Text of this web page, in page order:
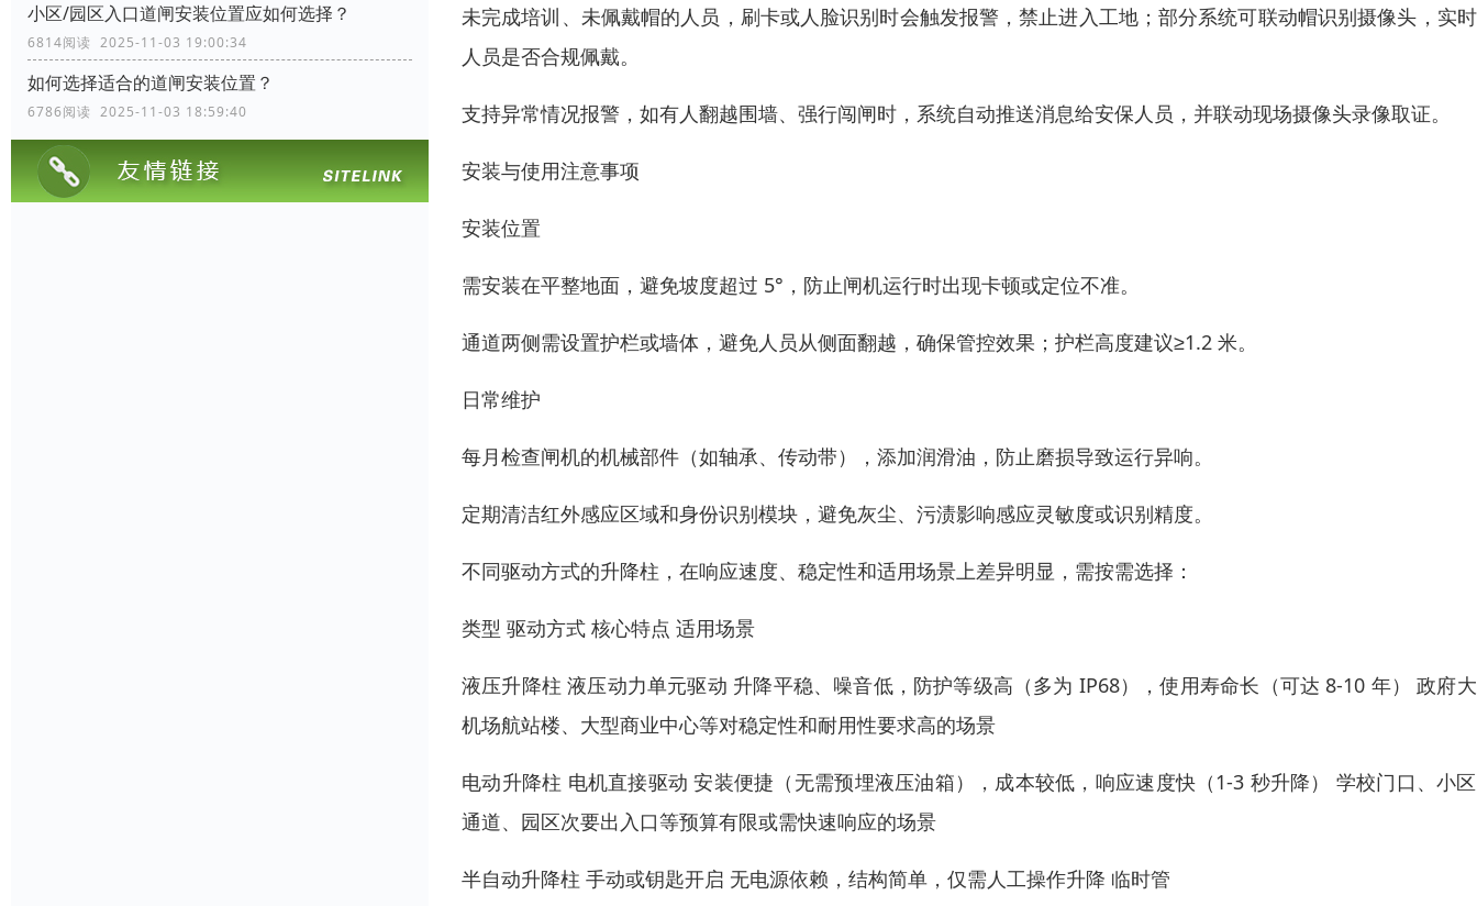
小区/园区入口道闸安装位置应如何选择？
6814阅读 2025-11-03 19:00:34
如何选择适合的道闸安装位置？
6786阅读 2025-11-03 18:59:40
未完成培训、未佩戴帽的人员，刷卡或人脸识别时会触发报警，禁止进入工地；部分系统可联动帽识别摄像头，实
人员是否合规佩戴。
支持异常情况报警，如有人翻越围墙、强行闯闸时，系统自动推送消息给安保人员，并联动现场摄像头录像取证。
安装与使用注意事项
安装位置
需安装在平整地面，避免坡度超过 5°，防止闸机运行时出现卡顿或定位不准。
通道两侧需设置护栏或墙体，避免人员从侧面翻越，确保管控效果；护栏高度建议≥1.2 米。
日常维护
每月检查闸机的机械部件（如轴承、传动带），添加润滑油，防止磨损导致运行异响。
定期清洁红外感应区域和身份识别模块，避免灰尘、污渍影响感应灵敏度或识别精度。
不同驱动方式的升降柱，在响应速度、稳定性和适用场景上差异明显，需按需选择：
类型 驱动方式 核心特点 适用场景
液压升降柱 液压动力单元驱动 升降平稳、噪音低，防护等级高（多为 IP68），使用寿命长（可达 8-10 年） 政府
机场航站楼、大型商业中心等对稳定性和耐用性要求高的场景
电动升降柱 电机直接驱动 安装便捷（无需预埋液压油箱），成本较低，响应速度快（1-3 秒升降） 学校门口、小
通道、园区次要出入口等预算有限或需快速响应的场景
半自动升降柱 手动或钥匙开启 无电源依赖，结构简单，仅需人工操作升降 临时管